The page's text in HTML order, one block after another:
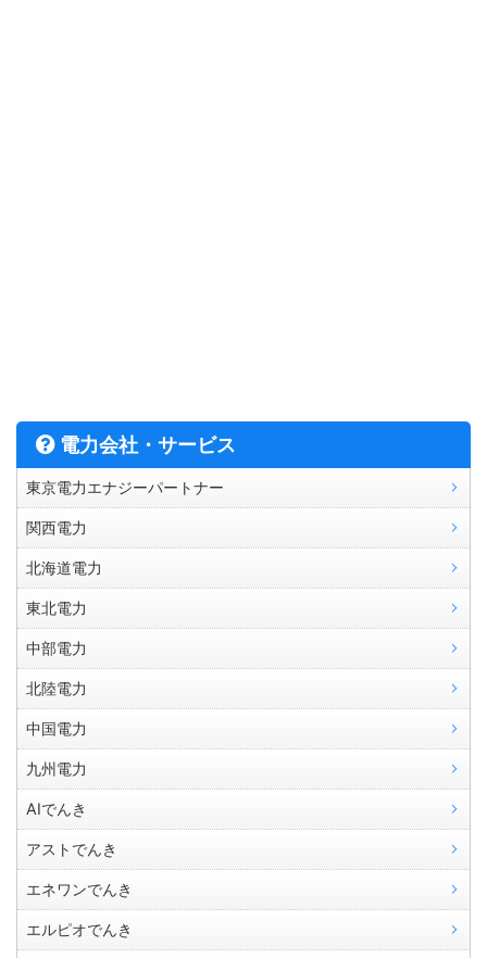
電力会社・サービス
東京電力エナジーパートナー
関西電力
北海道電力
東北電力
中部電力
北陸電力
中国電力
九州電力
AIでんき
アストでんき
エネワンでんき
エルピオでんき